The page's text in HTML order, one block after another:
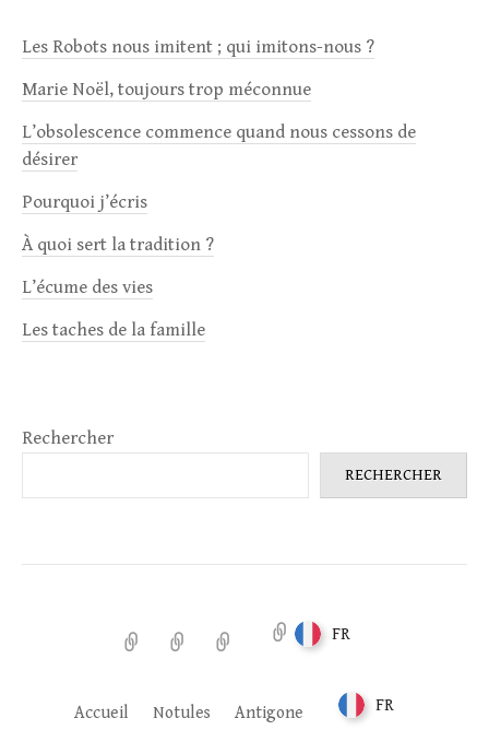
Les Robots nous imitent ; qui imitons-nous ?
Marie Noël, toujours trop méconnue
L’obsolescence commence quand nous cessons de
désirer
Pourquoi j’écris
À quoi sert la tradition ?
L’écume des vies
Les taches de la famille
Rechercher
RECHERCHER
Accueil Notules Antigone FR
Accueil Notules Antigone FR